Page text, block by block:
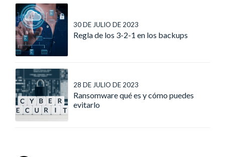
30 DE JULIO DE 2023
Regla de los 3-2-1 en los backups
28 DE JULIO DE 2023
Ransomware qué es y cómo puedes
evitarlo